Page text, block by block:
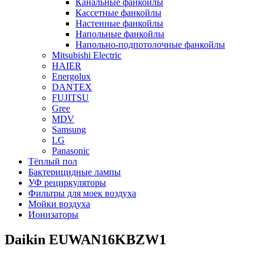
Кассетные фанкойлы
Настенные фанкойлы
Напольные фанкойлы
Напольно-подпотолочные фанкойлы
Mitsubishi Electric
HAIER
Energolux
DANTEX
FUJITSU
Gree
MDV
Samsung
LG
Panasonic
Тёплый пол
Бактерицидные лампы
УФ рециркуляторы
Фильтры для моек воздуха
Мойки воздуха
Ионизаторы
Daikin EUWAN16KBZW1